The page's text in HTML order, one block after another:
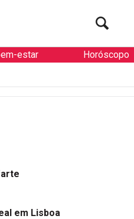
estar Horóscopo
em Lisboa